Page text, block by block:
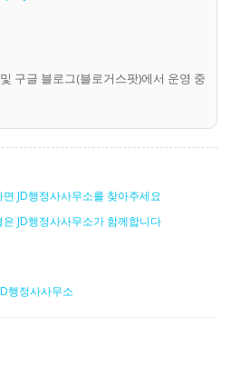
구글 블로그(블로거스팟)에서 운영 중
JD행정사사무소를 찾아주세요
JD행정사사무소가 함께합니다